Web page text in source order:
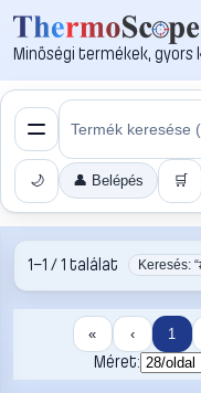
Minőségi termékek, gyors
🌙 👤 Belépés 🛒
1–1 / 1 találat Keresés:
« ‹ 1
Méret: